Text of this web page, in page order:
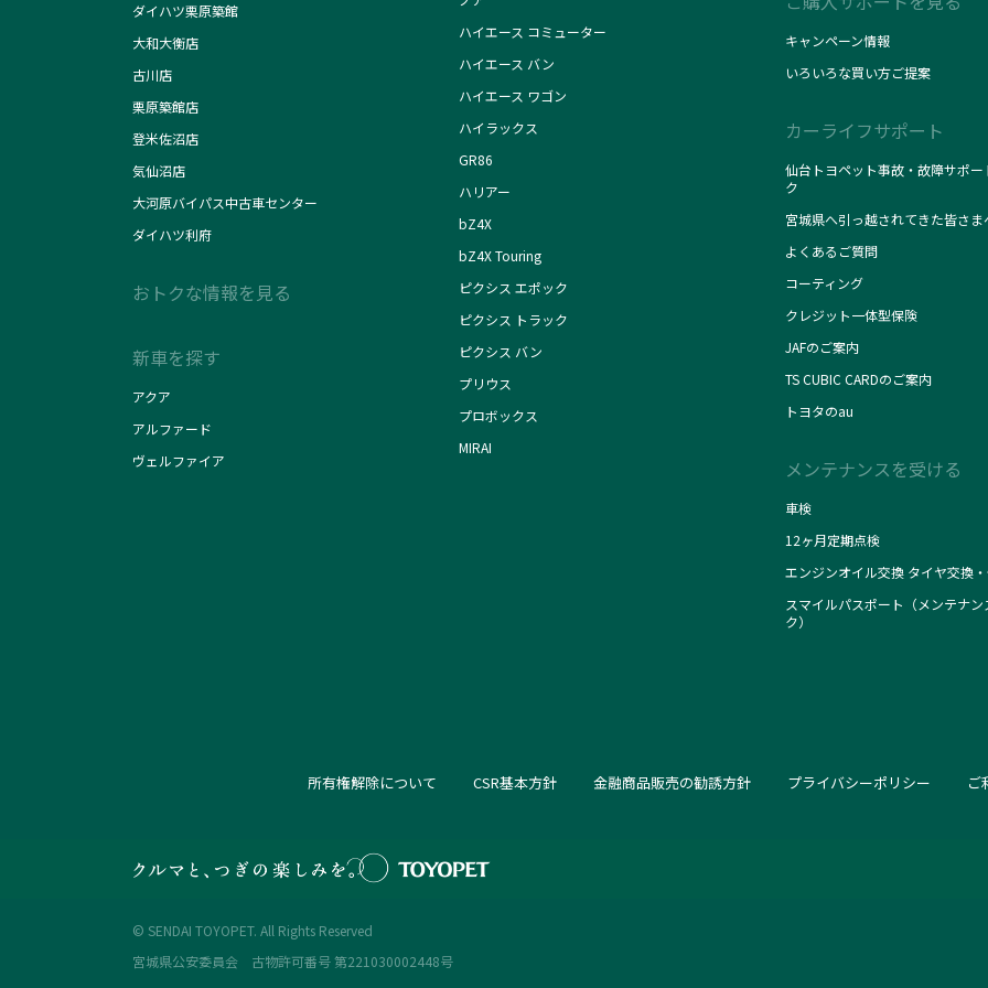
ダイハツ栗原築館
大和大衡店
古川店
栗原築館店
登米佐沼店
気仙沼店
大河原バイパス中古車センター
ダイハツ利府
おトクな情報を見る
新車を探す
アクア
アルファード
ヴェルファイア
ハイエース コミューター
ハイエース バン
ハイエース ワゴン
ハイラックス
GR86
ハリアー
bZ4X
bZ4X Touring
ピクシス エポック
ピクシス トラック
ピクシス バン
プリウス
プロボックス
MIRAI
キャンペーン情報
いろいろな買い方ご提案
カーライフサポート
仙台トヨペット事故・故障サポー
ク
宮城県へ引っ越されてきた皆さま
よくあるご質問
コーティング
クレジット一体型保険
JAFのご案内
TS CUBIC CARDのご案内
トヨタのau
メンテナンスを受ける
車検
12ヶ月定期点検
エンジンオイル交換 タイヤ交換
スマイルパスポート（メンテナン
ク）
所有権解除について CSR基本方針 金融商品販売の勧誘方針 プライバシーポリシー ご
© SENDAI TOYOPET. All Rights Reserved
宮城県公安委員会 古物許可番号 第221030002448号